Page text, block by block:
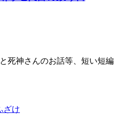
死神さんのお話等、短い短編